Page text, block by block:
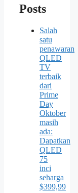
Posts
Salah
satu
penawaran
QLED
TV
terbaik
dari
Prime
Day
Oktober
masih
ada:
Dapatkan
QLED
75
inci
seharga
$399,99